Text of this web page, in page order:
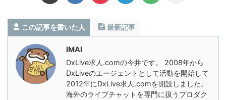
この記事を書いた人 最新記事
IMAI
DxLive求人.comの今井です。 2008年から
DxLiveのエージェントとして活動を開始して
2012年にDxLive求人.comを開設しました。
海外のライブチャットを専門に扱うプロダク